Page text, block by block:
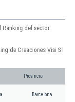
Ranking del sector
de Creaciones Visi Sl
Provincia
Barcelona